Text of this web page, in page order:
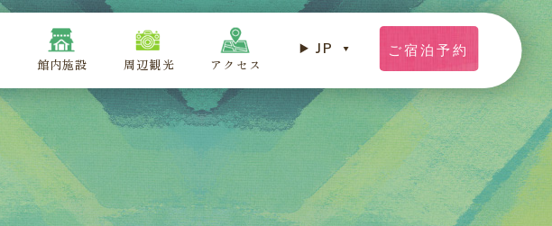
館内施設 周辺観光 アクセス
JP ご宿泊予約